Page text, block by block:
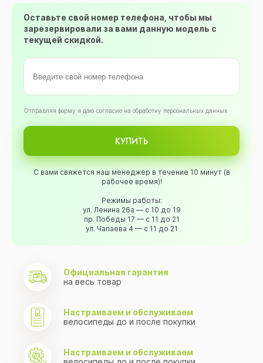
Оставьте свой номер телефона, чтобы мы
зарезервировали за вами данную модель с
текущей скидкой.
Oтправляя форму я даю согласие на обработку персональных данных
КУПИТЬ
С вами свяжется наш менеджер в течение 10 минут (в
рабочее время)!
Режимы работы:
ул. Ленина 26а — с 10 до 19
пр. Победы 17 — с 11 до 21
ул. Чапаева 4 — с 11 до 21
Официальная гарантия
на весь товар
Настраиваем и обслуживаем
велосипеды до и после покупки
Настраиваем и обслуживаем